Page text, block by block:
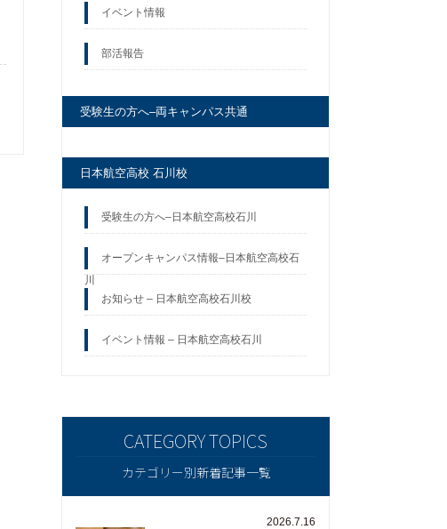
イベント情報
部活報告
受験生の方へ–両キャンパス共通
日本航空高校 石川校
受験生の方へ–日本航空高校石川
オープンキャンパス情報–日本航空高校石
川
お知らせ – 日本航空高校石川校
イベント情報 – 日本航空高校石川
カテゴリー別新着記事一覧
2026.7.16